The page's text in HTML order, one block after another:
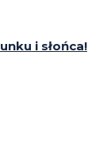
i słońca!